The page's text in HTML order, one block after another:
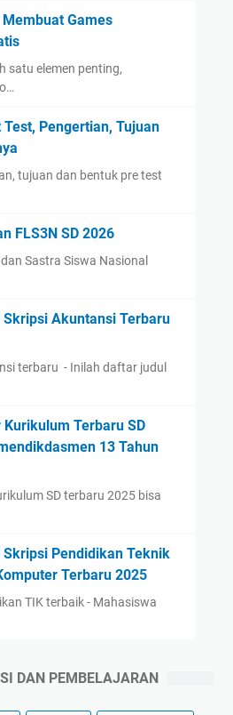
Games
satu elemen penting,
Test, Pengertian, Tujuan
tujuan dan bentuk pre test
FLS3N SD 2026
Sastra Siswa Nasional
Akuntansi Terbaru
terbaru - Inilah daftar judul
Terbaru SD
13 Tahun
SD terbaru 2025 bisa
Skripsi Pendidikan Teknik
Terbaru 2025
TIK terbaik - Mahasiswa
DAN PEMBELAJARAN